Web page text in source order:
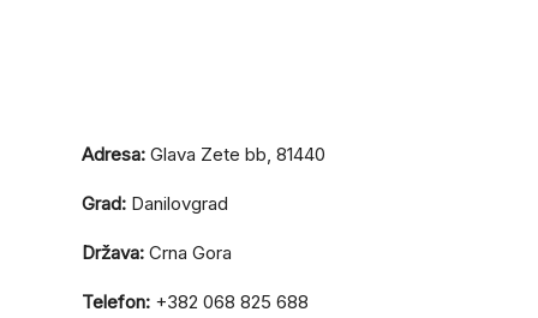
Adresa: Glava Zete bb, 81440
Grad: Danilovgrad
Država: Crna Gora
Telefon: +382 068 825 688